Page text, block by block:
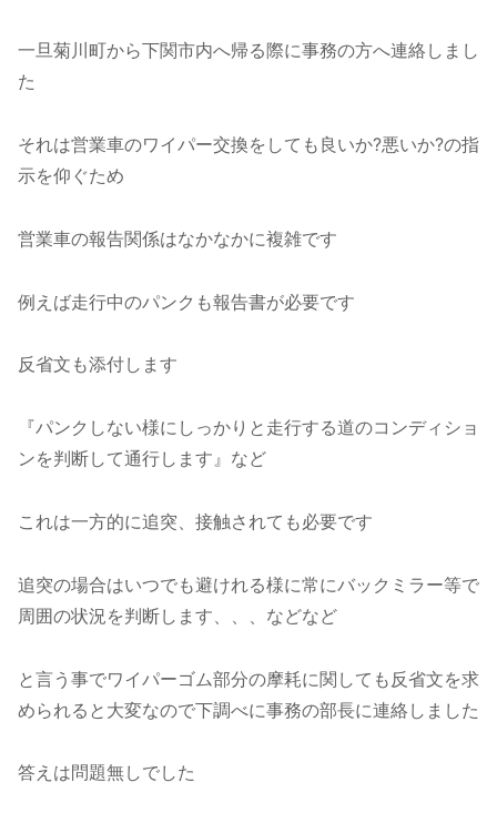
一旦菊川町から下関市内へ帰る際に事務の方へ連絡しまし
た
それは営業車のワイパー交換をしても良いか?悪いか?の指
示を仰ぐため
営業車の報告関係はなかなかに複雑です
例えば走行中のパンクも報告書が必要です
反省文も添付します
『パンクしない様にしっかりと走行する道のコンディショ
ンを判断して通行します』など
これは一方的に追突、接触されても必要です
追突の場合はいつでも避けれる様に常にバックミラー等で
周囲の状況を判断します、、、などなど
と言う事でワイパーゴム部分の摩耗に関しても反省文を求
められると大変なので下調べに事務の部長に連絡しました
答えは問題無しでした